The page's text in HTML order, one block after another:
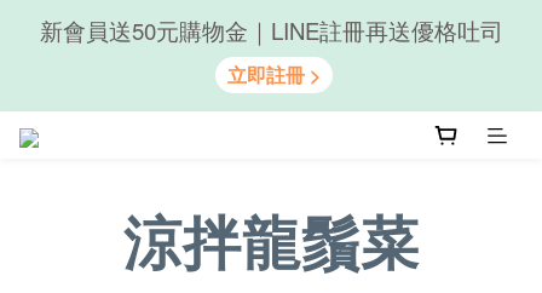
隨心享受｜貝果任選6組$899
新會員送50元購物金｜LINE註冊再送優格吐司
涼拌龍鬚菜